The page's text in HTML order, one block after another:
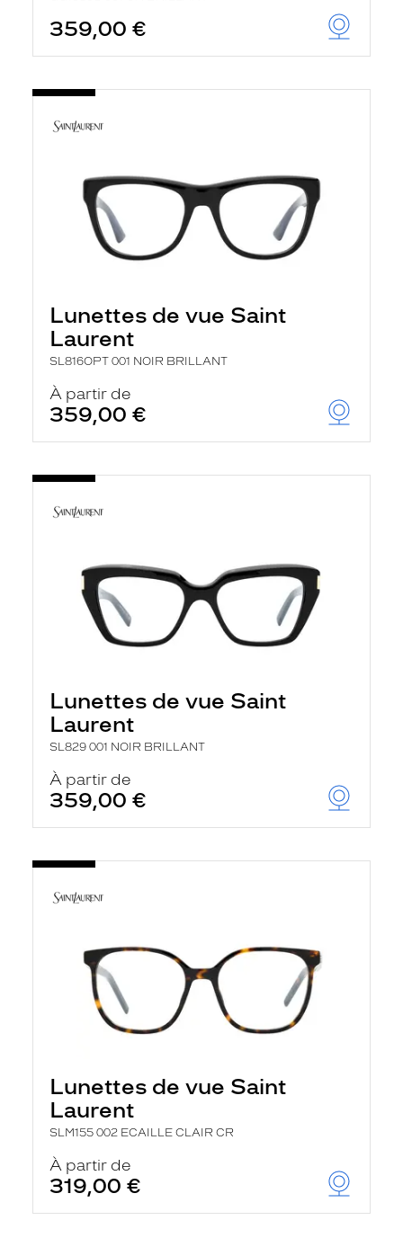
359,00 €
Lunettes de vue Saint
Laurent
SL816OPT 001 NOIR BRILLANT
À partir de
359,00 €
Lunettes de vue Saint
Laurent
SL829 001 NOIR BRILLANT
À partir de
359,00 €
Lunettes de vue Saint
Laurent
SLM155 002 ECAILLE CLAIR CR
À partir de
319,00 €